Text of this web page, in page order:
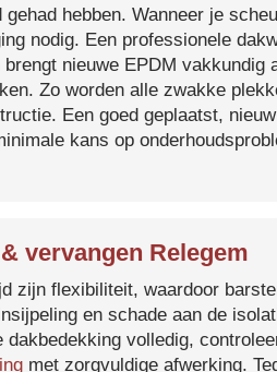
hebben. Wanneer je
nodig. Een professionele
nieuwe EPDM vakkundig
Zo worden alle zwakke
Een goed geplaatst,
kans op
vervangen Relegem
zijn flexibiliteit, waardoor
en schade aan de
volledig,
met zorgvuldige afwerking.